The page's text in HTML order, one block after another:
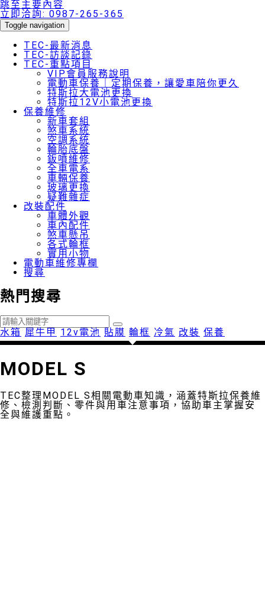
跳至主要內容
立即洽詢: 0987-265-365
Toggle navigation
TEC-最新消息
TEC-訪談記錄
TEC-重點項目
VIP會員服務說明
電動車保養｜定期保養，讓愛車陪你更久
特斯拉大電池更換
特斯拉12V小電池更換
保養維修
新車套組
煞車系統
空調系統
輪胎底盤
鈑噴維修
全車電系
車輛保養
玻璃更換
疑難雜症
改裝配件
車體外觀
車內配件
煞車懸吊
各式輪框
實用小物
電動車維修專欄
搜尋
熱門搜尋
水箱 犀牛甲 12v電池 貼膜 輪框 冷氣 改裝 保養
MODEL S
TEC整理MODEL S相關電動車知識，涵蓋特斯拉保養維
修、檢測判斷、零件與用車注意事項，協助車主掌握安
全與維護重點。